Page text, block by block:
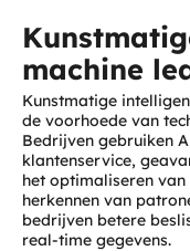
machine
Kunstmatige
de voorhoede van
Bedrijven gebruiken
klantenservice,
het optimaliseren
herkennen van
bedrijven betere
real-time gegevens.